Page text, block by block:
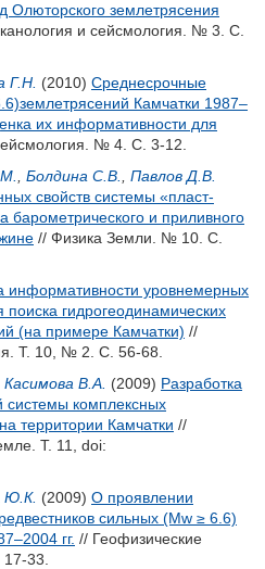
Олюторского землетрясения
и сейсмология. № 3. С.
Г.Н. (2010) Среднесрочные
Камчатки 1987–
их информативности для
№ 4. С. 3-12.
Болдина С.В.
Павлов Д.В.
свойств системы «пласт-
барометрического и приливного
// Физика Земли. № 10. С.
информативности уровнемерных
гидрогеодинамических
(на примере Камчатки) //
Т. 10, № 2. С. 56-68.
Касимова В.А. (2009) Разработка
комплексных
территории Камчатки //
Т. 11, doi:
Ю.К. (2009) О проявлении
сильных (Мw ≥ 6.6)
гг. // Геофизические
33.